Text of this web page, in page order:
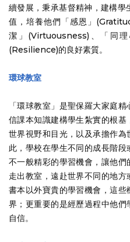
續發展，秉承基督精神，建構
值，培養他們「感恩」
潔」(Virtuousness)、「同
(Resilience)的良好素質。
環球教室
「環球教室」是聖保羅大家庭
信課本知識建構學生紮實的根
世界視野和目光，以及承擔作
此，學校在學生不同的成長階
不一般精彩的學習機會，讓他
走出教室，遠赴世界不同的地
書本以外寶貴的學習機會，這
界；更重要的是經歷過程中他
自信。